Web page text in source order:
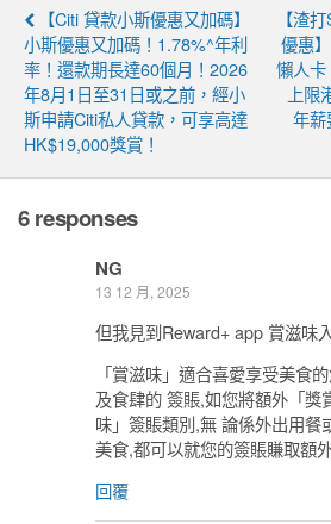
【Citi 貸款小斯優惠又加碼】
小斯優惠又加碼！1.78%^年利
率！還款期長達60個月！2026
年8月1日至31日或之前，經小
斯申請Citi私人貸款，可享高達
HK$19,000獎賞！
【渣
優惠
懶人
上限
年薪
6 responses
NG
13 12 月, 2025
但我見到Reward+ app 賞滋味
「賞滋味」適合喜愛享受美食
及食肆的 簽賬,如您將額外「獎
味」簽賬類別,無 論係外出用餐
美食,都可以就您的簽賬賺取額
回覆